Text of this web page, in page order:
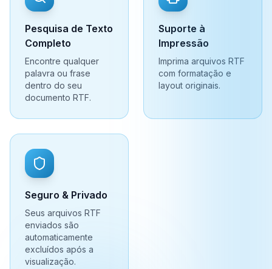
Pesquisa de Texto
Completo
Encontre qualquer
palavra ou frase
dentro do seu
documento RTF.
Suporte à
Impressão
Imprima arquivos RTF
com formatação e
layout originais.
Seguro & Privado
Seus arquivos RTF
enviados são
automaticamente
excluídos após a
visualização.